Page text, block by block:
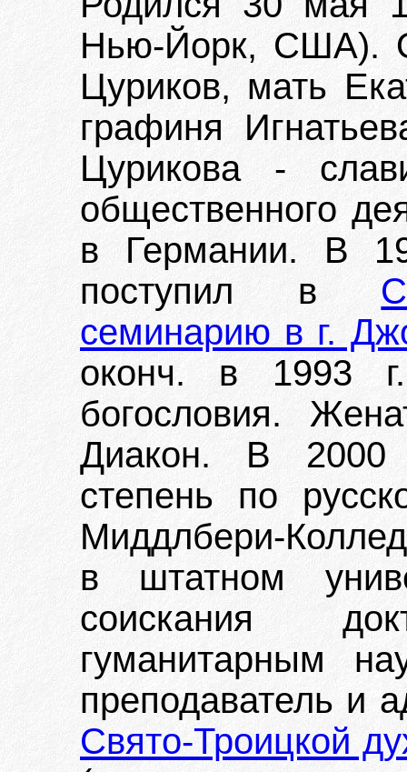
Нью-Йорк, США).
Цуриков, мать
графиня
Цурикова -
общественного
в Германии. В
поступил в
семинарию в г.
оконч. в 1993
богословия.
Диакон. В 2000
степень по
Миддлбери-
в штатном
соискания
гуманитарным
преподаватель и
Свято-Троицкой